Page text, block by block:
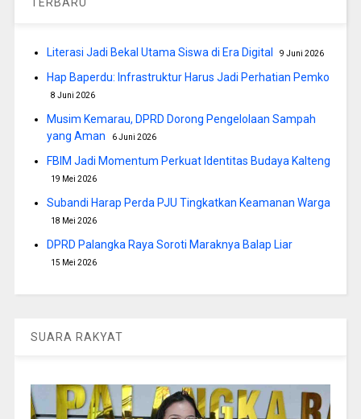
TERBARU
Literasi Jadi Bekal Utama Siswa di Era Digital 9 Juni 2026
Hap Baperdu: Infrastruktur Harus Jadi Perhatian Pemko
8 Juni 2026
Musim Kemarau, DPRD Dorong Pengelolaan Sampah
yang Aman
6 Juni 2026
FBIM Jadi Momentum Perkuat Identitas Budaya Kalteng
19 Mei 2026
Subandi Harap Perda PJU Tingkatkan Keamanan Warga
18 Mei 2026
DPRD Palangka Raya Soroti Maraknya Balap Liar
15 Mei 2026
SUARA RAKYAT